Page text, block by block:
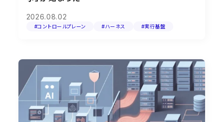
2026.08.02
#コントロールプレーン #ハーネス #実行基盤